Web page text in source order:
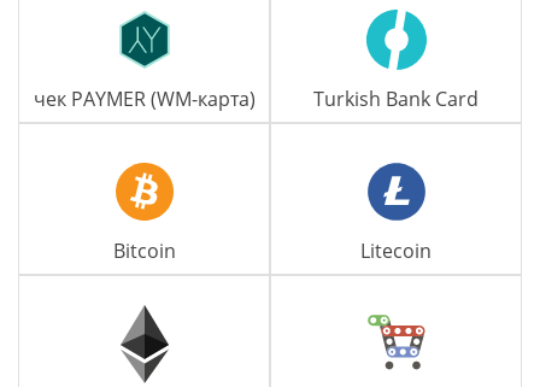
чек PAYMER (WM-карта) Turkish Bank Card
Bitcoin Litecoin